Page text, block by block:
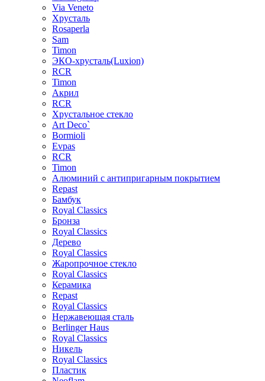
Via Veneto
Хрусталь
Rosaperla
Sam
Timon
ЭКО-хрусталь(Luxion)
RCR
Timon
Акрил
RCR
Хрустальное стекло
Art Deco`
Bormioli
Evpas
RCR
Timon
Алюминий с антипригарным покрытием
Repast
Бамбук
Royal Classics
Бронза
Royal Classics
Дерево
Royal Classics
Жаропрочное стекло
Royal Classics
Керамика
Repast
Royal Classics
Нержавеющая сталь
Berlinger Haus
Royal Classics
Никель
Royal Classics
Пластик